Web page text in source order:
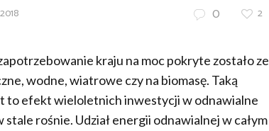
0 2
kraju na moc pokryte zostało ze
wodne, wiatrowe czy na biomasę. Taką
to efekt wieloletnich inwestycji w odnawialne
rośnie. Udział energii odnawialnej w całym